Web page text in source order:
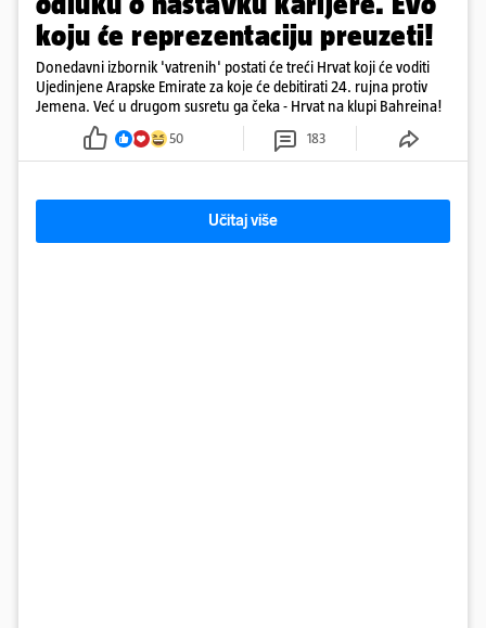
koju će reprezentaciju preuzeti!
Donedavni izbornik 'vatrenih' postati će treći Hrvat koji će voditi
Ujedinjene Arapske Emirate za koje će debitirati 24. rujna protiv
Jemena. Već u drugom susretu ga čeka - Hrvat na klupi Bahreina!
50 183
Učitaj više